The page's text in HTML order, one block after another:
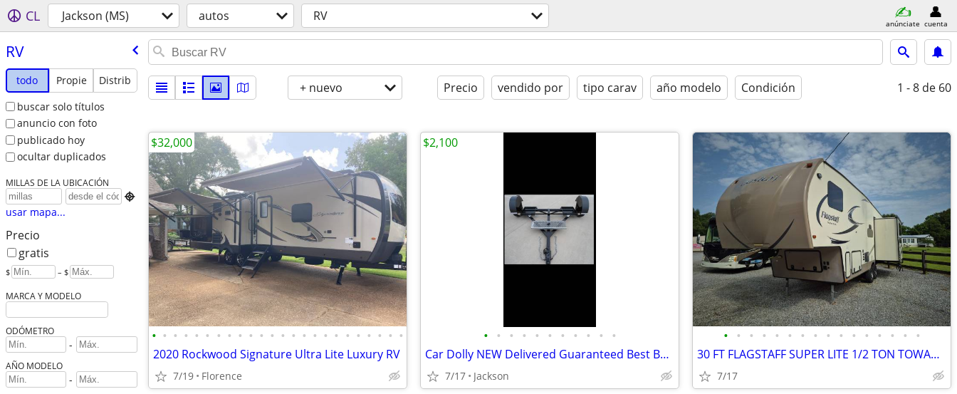
CL Jackson (MS) autos RV anúnciate cuenta
RV
todo Propie
Distrib
buscar solo títulos
anuncio con foto
publicado hoy
ocultar duplicados
MILLAS DE LA UBICACIÓN

usar mapa...
Precio
gratis
$ – $
MARCA Y MODELO
ODÓMETRO
-
AÑO MODELO
-
+ nuevo Precio vendido por tipo carav año modelo Condición 1 - 8 de 60
• • • • • • • • • • • • • • • • • • • • • • • •
2020 Rockwood Signature Ultra Lite Luxury RV
7/19 Florence
$32,000
• • • • • • • • • • •
Car Dolly NEW Delivered Guaranteed Best Built for the Money in U.S.!
7/17 Jackson
$2,100
• • • • • • • • • • • • • • • •
30 FT FLAGSTAFF SUPER LITE 1/2 TON TOWABLE $13,500 OBO
7/17